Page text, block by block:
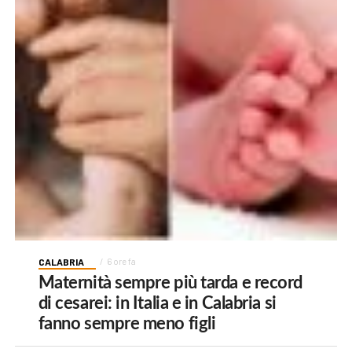
CALABRIA 6 ore fa
Maternità sempre più tarda e record
di cesarei: in Italia e in Calabria si
fanno sempre meno figli